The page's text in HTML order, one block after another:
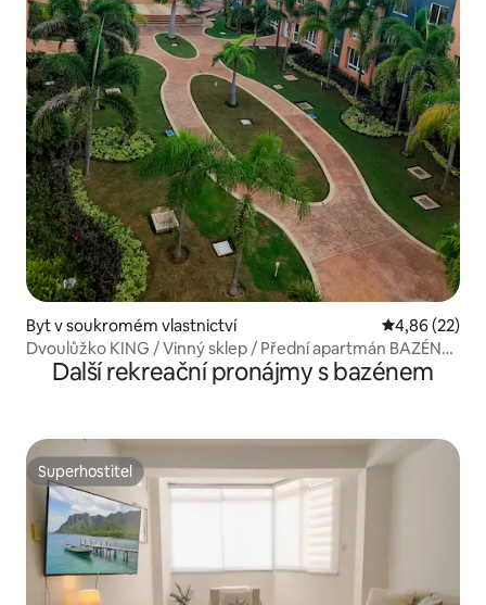
Byt v soukromém vlastnictví Průměrné
4,86 (22)
Dvoulůžko KING / Vinný sklep / Přední apartmán BAZÉN
do oceánu
Další rekreační pronájmy s bazénem
Superhostitel
Superhostitel